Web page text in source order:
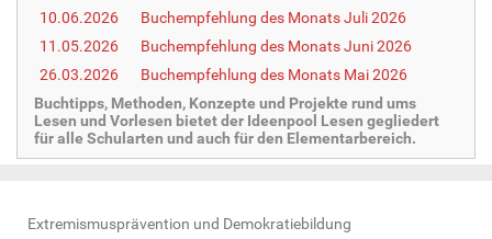
r
e
10.06.2026
Buchempfehlung des Monats Juli 2026
11.05.2026
Buchempfehlung des Monats Juni 2026
26.03.2026
Buchempfehlung des Monats Mai 2026
Buchtipps, Methoden, Konzepte und Projekte rund ums
Lesen und Vorlesen bietet der Ideenpool Lesen gegliedert
für alle Schularten und auch für den Elementarbereich.
N
Extremismusprävention und Demokratiebildung